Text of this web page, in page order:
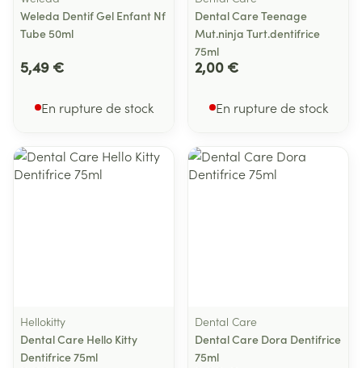
Weleda Dentif Gel Enfant Nf
Tube 50ml
5,49 €
En rupture de stock
Dental Care Teenage
Mut.ninja Turt.dentifrice
75ml
2,00 €
En rupture de stock
Hellokitty
Dental Care Hello Kitty
Dentifrice 75ml
Dental Care
Dental Care Dora Dentifrice
75ml